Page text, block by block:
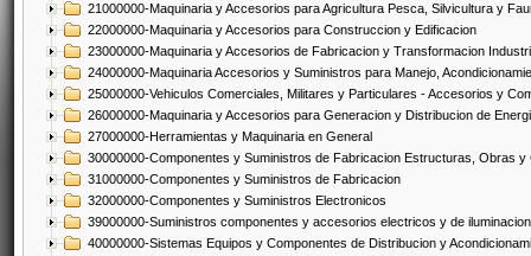
21000000-Maquinaria y Accesorios para Agricultura Pesca, Silvicultura y
22000000-Maquinaria y Accesorios para Construccion y Edificacion
23000000-Maquinaria y Accesorios de Fabricacion y Transformacion
24000000-Maquinaria Accesorios y Suministros para Manejo,
25000000-Vehiculos Comerciales, Militares y Particulares - Accesorios y
26000000-Maquinaria y Accesorios para Generacion y Distribucion de
27000000-Herramientas y Maquinaria en General
30000000-Componentes y Suministros de Fabricacion Estructuras, Obras
31000000-Componentes y Suministros de Fabricacion
32000000-Componentes y Suministros Electronicos
39000000-Suministros componentes y accesorios electricos y de iluminacion
40000000-Sistemas Equipos y Componentes de Distribucion y